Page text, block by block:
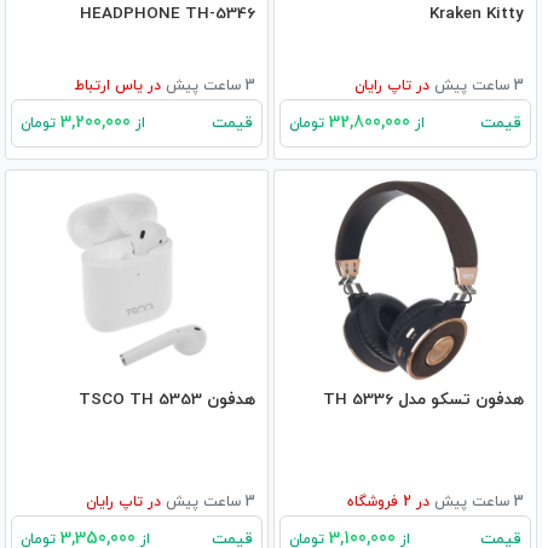
Kraken Kitty
3 ساعت پیش در تاپ رایان
قیمت از تومان
HEADPHONE TH-5346
3 ساعت پیش در یاس ارتباط
قیمت از تومان
هدفون تسکو مدل TH 5336
3 ساعت پیش در فروشگاه
قیمت از تومان
هدفون TSCO TH 5353
3 ساعت پیش در تاپ رایان
قیمت از تومان